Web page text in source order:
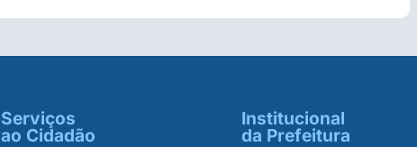
Serviços
ao Cidadão
Institucional
da Prefeitura